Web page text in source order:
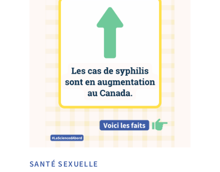
SANTÉ SEXUELLE